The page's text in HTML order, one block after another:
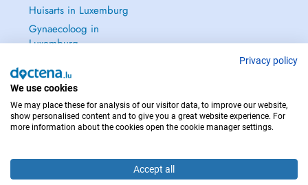
Huisarts in Luxemburg
Gynaecoloog in
Luxemburg
NEEM IN GEVAL VAN NOOD CONTACT OP MET : 112
Privacy policy
We use cookies
We may place these for analysis of our visitor data, to improve our website,
show personalised content and to give you a great website experience. For
more information about the cookies open the cookie manager settings.
Accept all